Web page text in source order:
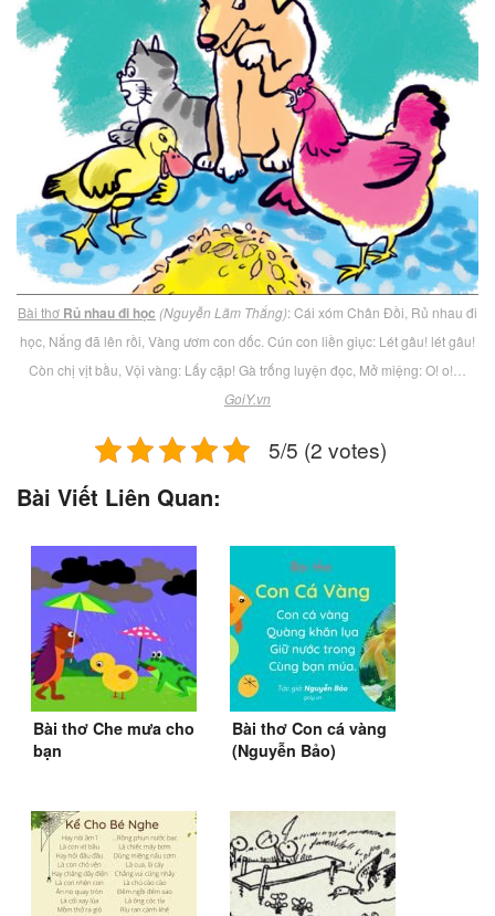
Bài thơ Rủ nhau đi học (Nguyễn Lãm Thắng): Cái xóm Chân Đồi, Rủ nhau đi
học, Nắng đã lên rồi, Vàng ươm con dốc. Cún con liền giục: Lét gâu! lét gâu!
Còn chị vịt bầu, Vội vàng: Lấy cặp! Gà trống luyện đọc, Mở miệng: O! o!…
GoiY.vn
5/5 (2 votes)
Bài Viết Liên Quan:
Bài thơ Che mưa cho
bạn
Bài thơ Con cá vàng
(Nguyễn Bảo)